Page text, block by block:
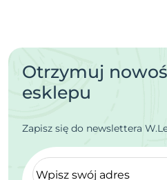
Otrzymuj
esklepu
Zapisz się do newslettera